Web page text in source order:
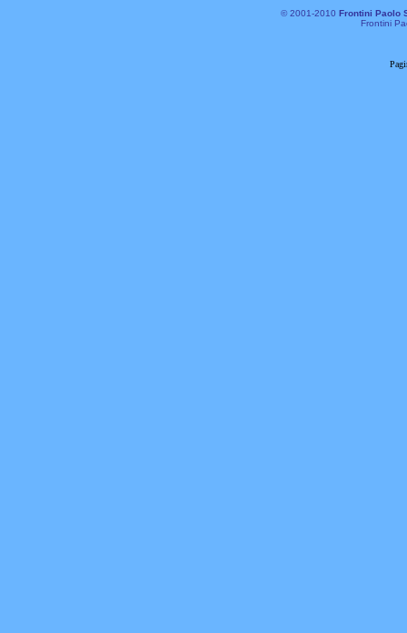
© 2001-2010 Frontini Paolo
Frontini